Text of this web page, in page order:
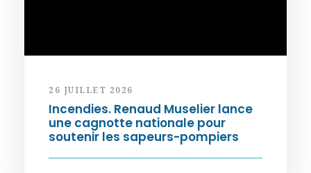
26 JUILLET 2026
Incendies. Renaud Muselier lance
une cagnotte nationale pour
soutenir les sapeurs-pompiers